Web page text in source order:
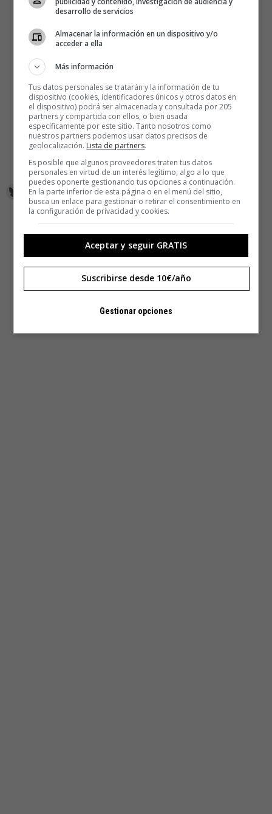
desarrollo de servicios
Almacenar la información en un dispositivo y/o
acceder a ella
Más información
Tus datos personales se tratarán y la información de tu
dispositivo (cookies, identificadores únicos y otros datos en
el dispositivo) podrá ser almacenada y consultada por 205
partners y compartida con ellos, o bien usada
específicamente por este sitio. Tanto nosotros como
nuestros partners podemos usar datos precisos de
geolocalización. Lista de partners.
Es posible que algunos proveedores traten tus datos
personales en virtud de un interés legítimo, algo a lo que
puedes oponerte gestionando tus opciones a continuación.
En la parte inferior de esta página o en el menú del sitio,
busca un enlace para gestionar o retirar el consentimiento en
la configuración de privacidad y cookies.
Aceptar y seguir GRATIS
Suscribirse desde 10€/año
Gestionar opciones